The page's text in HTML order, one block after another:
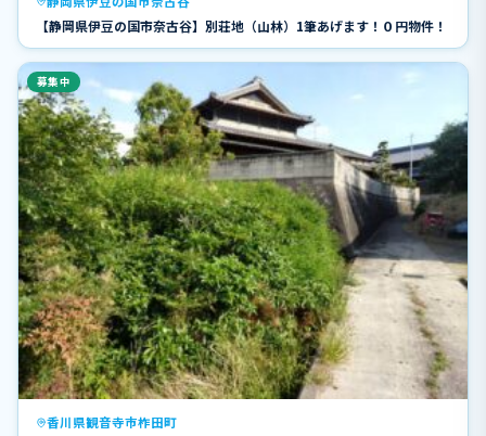
【静岡県伊豆の国市奈古谷】別荘地（山林）1筆あげます！０円物件！
募集中
香川県観音寺市柞田町